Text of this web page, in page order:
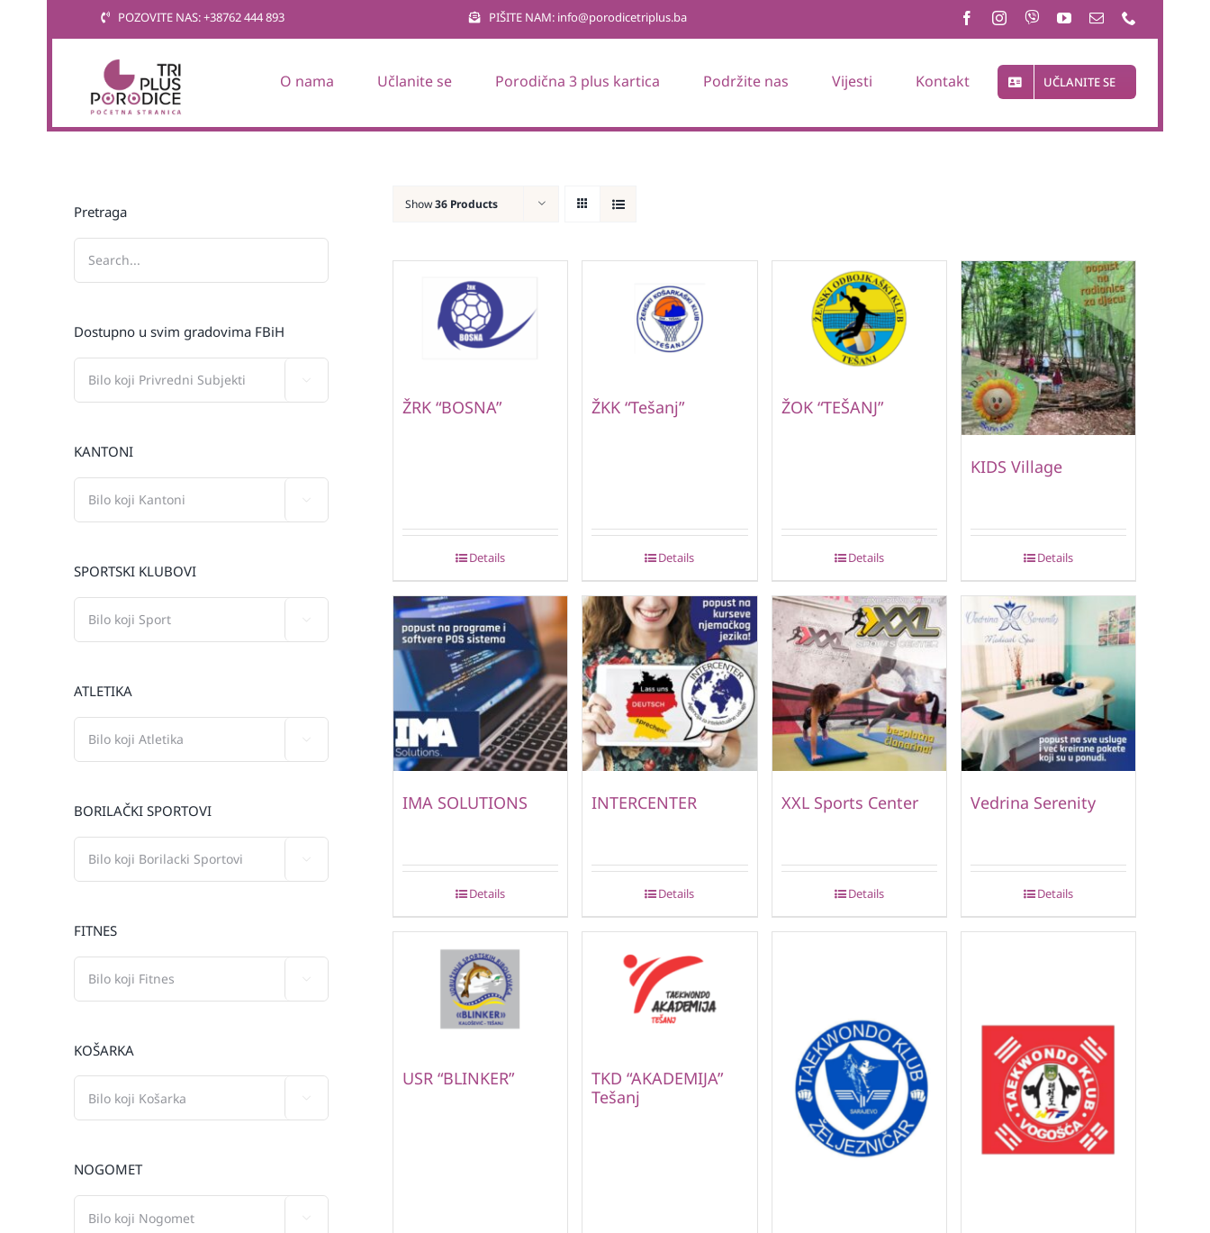
POZOVITE NAS: +38762 444 893 PIŠITE NAM: info@porodicetriplus.ba
O nama Učlanite se Porodična 3 plus kartica Podržite nas Vijesti Kontakt UČLANITE SE
Show36 Products
ŽRK “BOSNA”
Details
ŽKK “Tešanj”
Details
ŽOK “TEŠANJ”
Details
KIDS Village
Details
IMA SOLUTIONS
Details
INTERCENTER
Details
XXL Sports Center
Details
Vedrina Serenity
Details
USR “BLINKER”
TKD “AKADEMIJA”
Tešanj
Pretraga
Dostupno u svim gradovima FBiH
KANTONI
SPORTSKI KLUBOVI
ATLETIKA
BORILAČKI SPORTOVI
FITNES
KOŠARKA
NOGOMET